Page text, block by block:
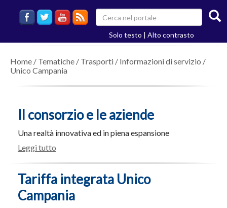
Solo testo Alto contrasto
Home / Tematiche / Trasporti / Informazioni di servizio /
Unico Campania
Il consorzio e le aziende
Una realtà innovativa ed in piena espansione
Leggi tutto
Tariffa integrata Unico
Campania